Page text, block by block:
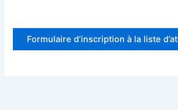
Formulaire d’inscription à la liste